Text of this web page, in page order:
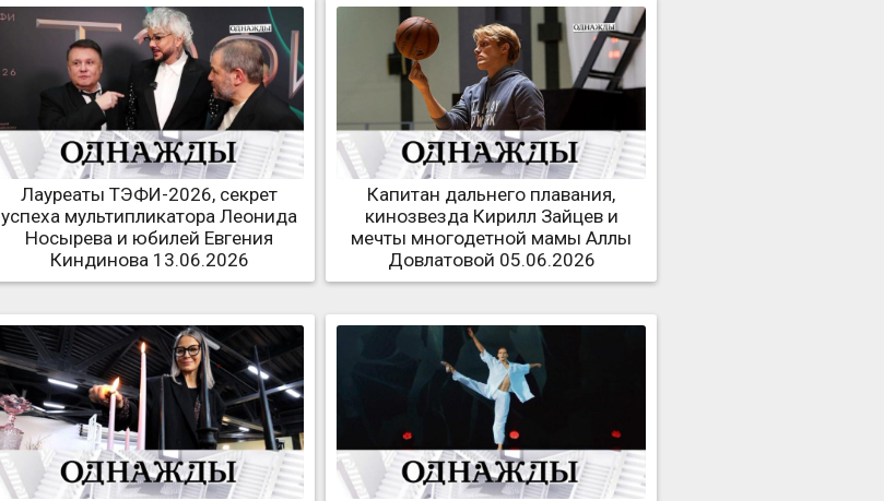
Лауреаты ТЭФИ-2026, секрет
успеха мультипликатора Леонида
Носырева и юбилей Евгения
Киндинова 13.06.2026
Капитан дальнего плавания,
кинозвезда Кирилл Зайцев и
мечты многодетной мамы Аллы
Довлатовой 05.06.2026